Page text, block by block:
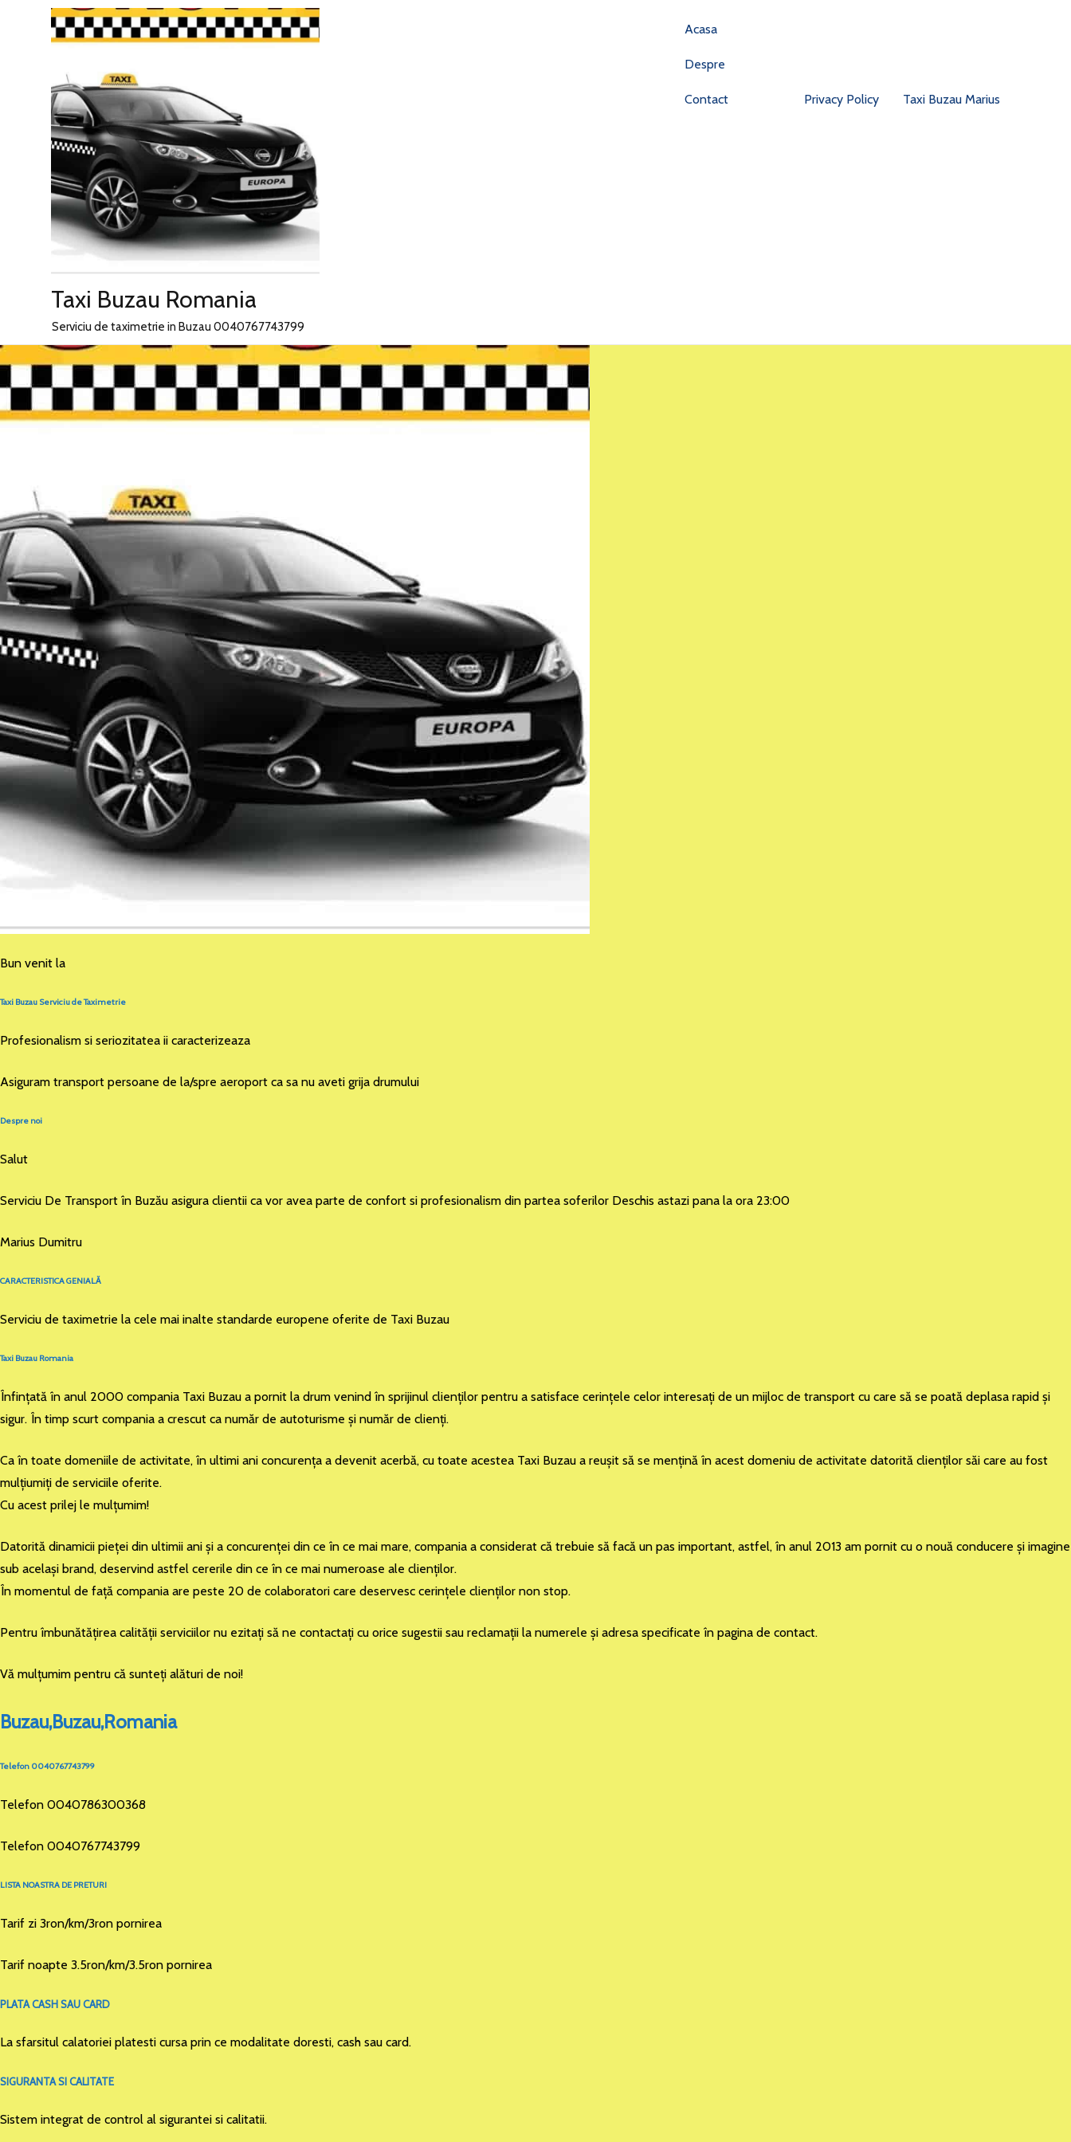
Taxi Buzau Romania
Serviciu de taximetrie in Buzau 0040767743799
Acasa
Despre
Contact Privacy Policy Taxi Buzau Marius
Bun venit la
Taxi Buzau Serviciu de Taximetrie
Profesionalism si seriozitatea ii caracterizeaza
Asiguram transport persoane de la/spre aeroport ca sa nu aveti grija drumului
Despre noi
Salut
Serviciu De Transport în Buzău asigura clientii ca vor avea parte de confort si profesionalism din partea soferilor Deschis astazi pana la ora 23:00
Marius Dumitru
CARACTERISTICA GENIALĂ
Serviciu de taximetrie la cele mai inalte standarde europene oferite de Taxi Buzau
Taxi Buzau Romania
Înfinţată în anul 2000 compania Taxi Buzau a pornit la drum venind în sprijinul clienţilor pentru a satisface cerinţele celor interesaţi de un mijloc de transport cu care să se poată deplasa rapid şi
sigur. În timp scurt compania a crescut ca număr de autoturisme şi număr de clienţi.
Ca în toate domeniile de activitate, în ultimi ani concurenţa a devenit acerbă, cu toate acestea Taxi Buzau a reuşit să se menţină în acest domeniu de activitate datorită clienţilor săi care au fost
mulţiumiţi de serviciile oferite.
Cu acest prilej le mulţumim!
Datorită dinamicii pieţei din ultimii ani şi a concurenţei din ce în ce mai mare, compania a considerat că trebuie să facă un pas important, astfel, în anul 2013 am pornit cu o nouă conducere şi imagine
sub acelaşi brand, deservind astfel cererile din ce în ce mai numeroase ale clienţilor.
În momentul de faţă compania are peste 20 de colaboratori care deservesc cerinţele clienţilor non stop.
Pentru îmbunătăţirea calităţii serviciilor nu ezitaţi să ne contactaţi cu orice sugestii sau reclamaţii la numerele şi adresa specificate în pagina de contact.
Vă mulţumim pentru că sunteţi alături de noi!
Buzau,Buzau,Romania
Telefon 0040767743799
Telefon 0040786300368
Telefon 0040767743799
LISTA NOASTRA DE PRETURI
Tarif zi 3ron/km/3ron pornirea
Tarif noapte 3.5ron/km/3.5ron pornirea
PLATA CASH SAU CARD
La sfarsitul calatoriei platesti cursa prin ce modalitate doresti, cash sau card.
SIGURANTA SI CALITATE
Sistem integrat de control al sigurantei si calitatii.